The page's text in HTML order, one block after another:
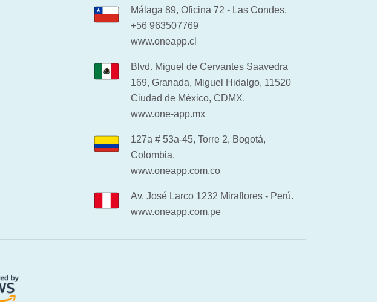
Málaga 89, Oficina 72 - Las Condes.
+56 963507769
www.oneapp.cl
Blvd. Miguel de Cervantes Saavedra
169, Granada, Miguel Hidalgo, 11520
Ciudad de México, CDMX.
www.one-app.mx
127a # 53a-45, Torre 2, Bogotá,
Colombia.
www.oneapp.com.co
Av. José Larco 1232 Miraflores - Perú.
www.oneapp.com.pe